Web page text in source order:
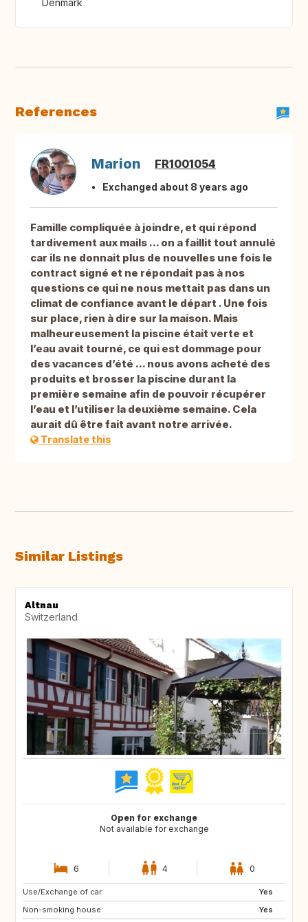
Denmark
References
Marion FR1001054
Exchanged about 8 years ago
Famille compliquée à joindre, et qui répond
tardivement aux mails ... on a faillit tout annulé
car ils ne donnait plus de nouvelles une fois le
contract signé et ne répondait pas à nos
questions ce qui ne nous mettait pas dans un
climat de confiance avant le départ . Une fois
sur place, rien à dire sur la maison. Mais
malheureusement la piscine était verte et
l’eau avait tourné, ce qui est dommage pour
des vacances d’été ... nous avons acheté des
produits et brosser la piscine durant la
première semaine afin de pouvoir récupérer
l’eau et l’utiliser la deuxième semaine. Cela
aurait dû être fait avant notre arrivée.
Translate this
Similar Listings
Altnau
Switzerland
Open for exchange
Not available for exchange
6 4 0
Use/Exchange of car:
Yes
Non-smoking house:
Yes
GB
DK